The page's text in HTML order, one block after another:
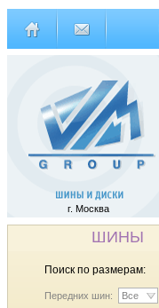
г. Москва
ШИНЫ
Поиск по размерам:
Передних шин: Все